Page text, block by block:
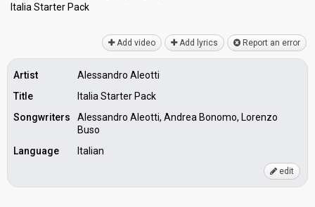
Italia Starter Pаck
Add video Add lyrics Report an error
Artist
Alessandro Aleotti
Title
Italia Starter Pack
Songwriters
Alessandro Aleotti, Andrea Bonomo, Lorenzo
Buso
Language
Italian
edit